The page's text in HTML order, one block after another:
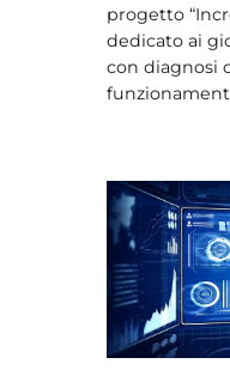
progetto
dedicato ai
con diagnosi